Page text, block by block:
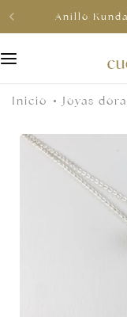
Anillo
Inicio Joyas
Para él
Para compartir
Por menos de